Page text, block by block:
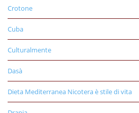
Crotone
Cuba
Culturalmente
Dasà
Dieta Mediterranea Nicotera è stile di vita